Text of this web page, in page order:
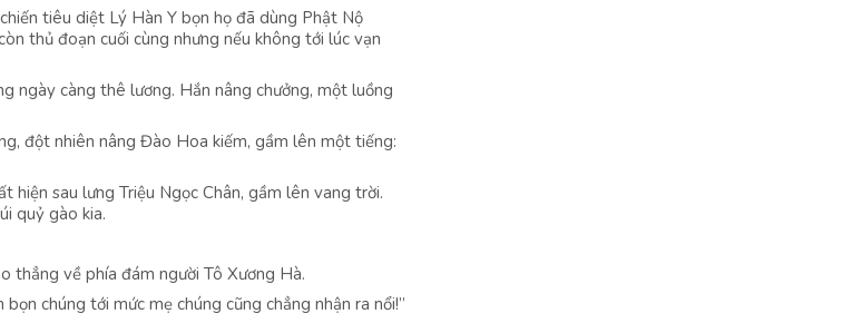
tiêu diệt Lý Hàn Y bọn họ đã dùng Phật Nộ
thủ đoạn cuối cùng nhưng nếu không tới lúc vạn
ngày càng thê lương. Hắn nâng chưởng, một luồng
đột nhiên nâng Đào Hoa kiếm, gầm lên một tiếng:
sau lưng Triệu Ngọc Chân, gầm lên vang trời.
quỷ gào kia.
thẳng về phía đám người Tô Xương Hà.
chúng tới mức mẹ chúng cũng chẳng nhận ra nổi!”